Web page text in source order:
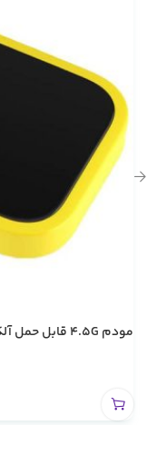
مودم 4.5G قابل حمل آلکاتل مدل EE70